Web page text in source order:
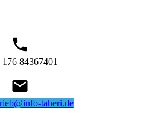
84367401
taheri.de